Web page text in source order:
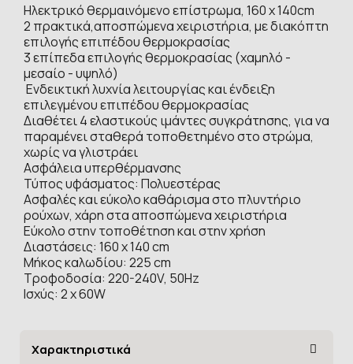
Ηλεκτρικό θερμαινόμενο επίστρωμα, 160 x 140cm
2 πρακτικά,αποσπώμενα χειριστήρια, με διακόπτη
επιλογής επιπέδου θερμοκρασίας
3 επίπεδα επιλογής θερμοκρασίας (χαμηλό -
μεσαίο - υψηλό)
Ενδεικτική λυχνία λειτουργίας και ένδειξη
επιλεγμένου επιπέδου θερμοκρασίας
Διαθέτει 4 ελαστικούς ιμάντες συγκράτησης, για να
παραμένει σταθερά τοποθετημένο στο στρώμα,
χωρίς να γλιστράει
Ασφάλεια υπερθέρμανσης
Τύπος υφάσματος: Πολυεστέρας
Ασφαλές και εύκολο καθάρισμα στο πλυντήριο
ρούχων, χάρη στα αποσπώμενα χειριστήρια
Εύκολο στην τοποθέτηση και στην χρήση
Διαστάσεις: 160 x 140 cm
Μήκος καλωδίου: 225 cm
Τροφοδοσία: 220-240V, 50Hz
Ισχύς: 2 x 60W
Χαρακτηριστικά